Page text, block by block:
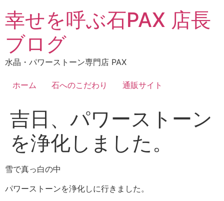
ン
ン
に
幸せを呼ぶ石PAX 店長
ブログ
水晶・パワーストーン専門店 PAX
ホーム 石へのこだわり 通販サイト
吉日、パワーストーン
を浄化しました。
雪で真っ白の中
パワーストーンを浄化しに行きました。